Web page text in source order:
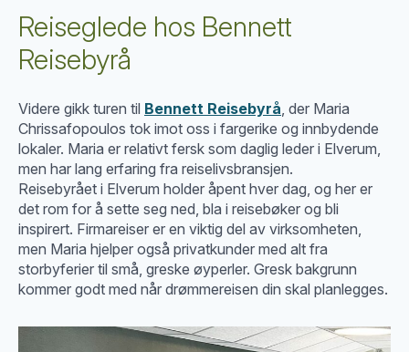
Reiseglede hos Bennett
Reisebyrå
Videre gikk turen til Bennett Reisebyrå , der Maria
Chrissafopoulos tok imot oss i fargerike og innbydende
lokaler. Maria er relativt fersk som daglig leder i Elverum,
men har lang erfaring fra reiselivsbransjen.
Reisebyrået i Elverum holder åpent hver dag, og her er
det rom for å sette seg ned, bla i reisebøker og bli
inspirert. Firmareiser er en viktig del av virksomheten,
men Maria hjelper også privatkunder med alt fra
storbyferier til små, greske øyperler. Gresk bakgrunn
kommer godt med når drømmereisen din skal planlegges.